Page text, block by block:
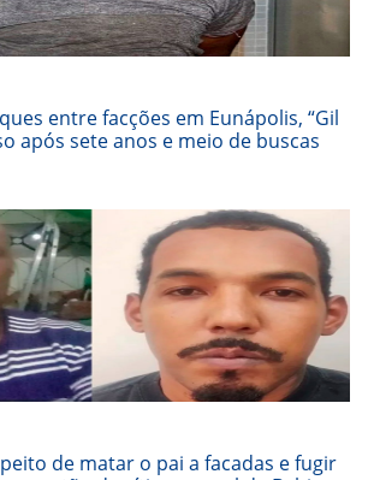
entre facções em Eunápolis, “Gil
após sete anos e meio de buscas
de matar o pai a facadas e fugir